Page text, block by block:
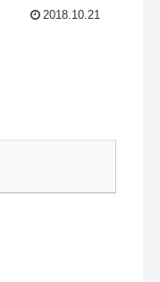
2018.10.21